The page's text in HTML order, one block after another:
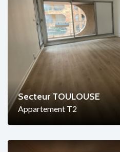
Secteur TOULOUSE
Appartement T2